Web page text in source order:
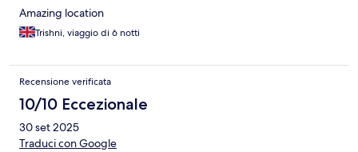
Amazing location
Trishni, viaggio di 6 notti
Recensione verificata
10/10 Eccezionale
30 set 2025
Traduci con Google